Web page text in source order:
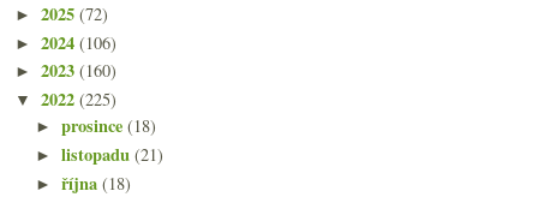
► 2025 (72)
► 2024 (106)
► 2023 (160)
▼ 2022 (225)
►prosince(18)
►listopadu(21)
►října(18)